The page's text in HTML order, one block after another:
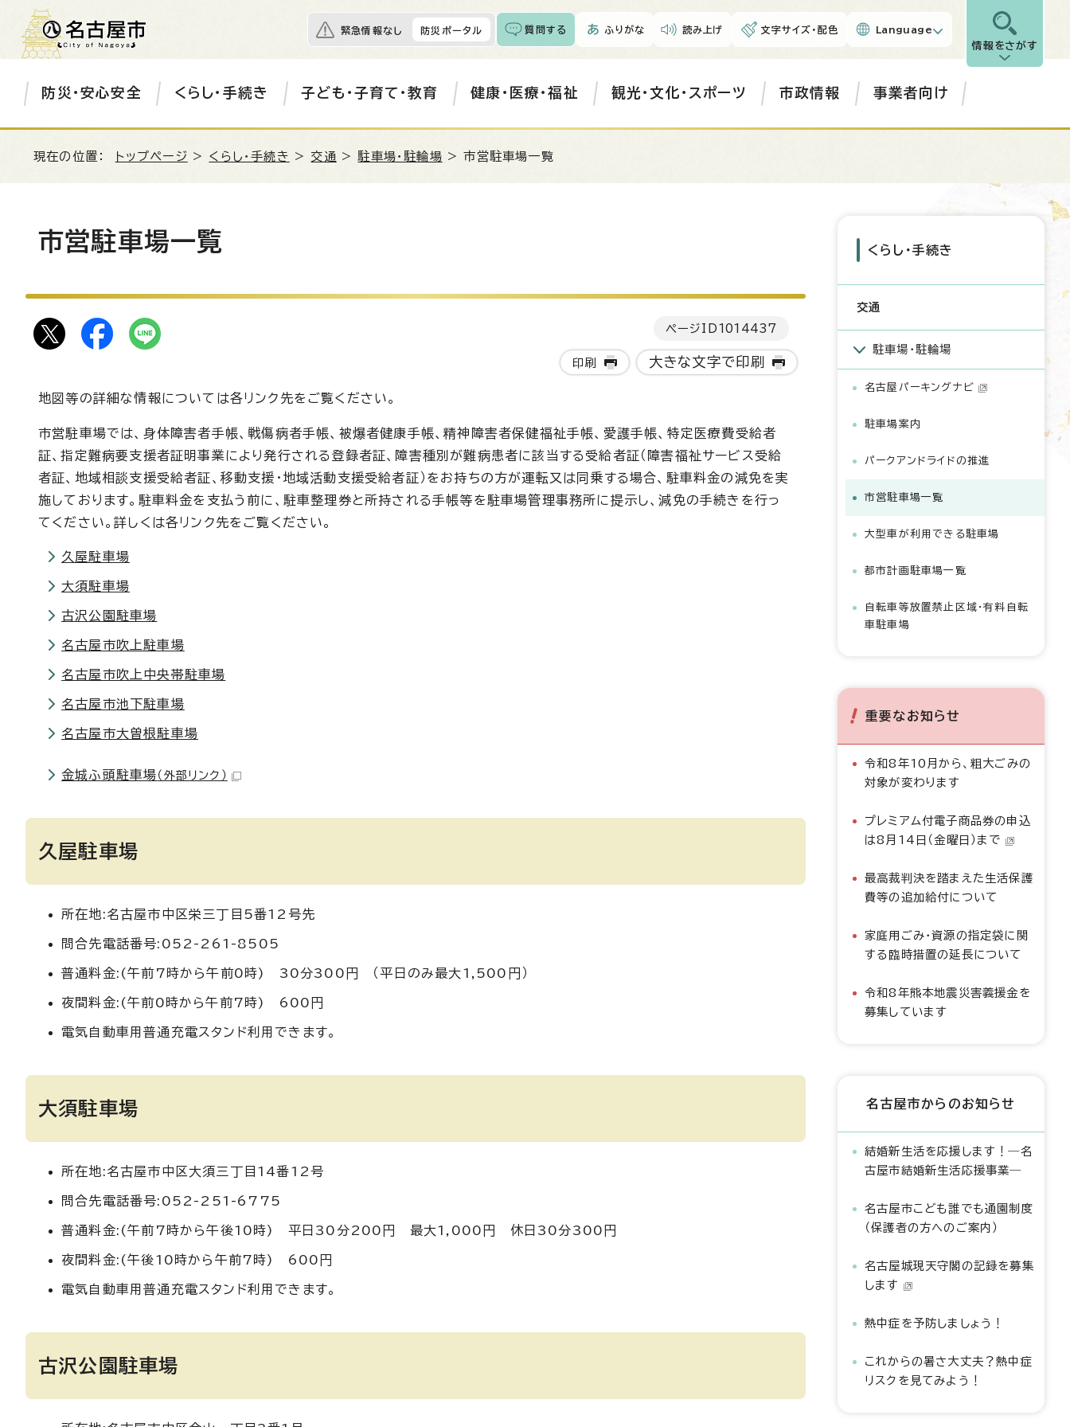
緊急情報なし 防災ポータル 質問する ふりがな 読み上げ 文字サイズ・配色 Language
情報をさがす
防災・安心安全 くらし・手続き 子ども・子育て・教育 健康・医療・福祉 観光・文化・スポーツ 市政情報 事業者向け
現在の位置： トップページ > くらし・手続き > 交通 >駐車場・駐輪場 > 市営駐車場一覧
市営駐車場一覧
ページID 1014437
印刷 大きな文字で印刷
地図等の詳細な情報については各リンク先をご覧ください。
市営駐車場では、身体障害者手帳、戦傷病者手帳、被爆者健康手帳、精神障害者保健福祉手帳、愛護手帳、特定医療費受給者
証、指定難病要支援者証明事業により発行される登録者証、障害種別が難病患者に該当する受給者証（障害福祉サービス受給
者証、地域相談支援受給者証、移動支援・地域活動支援受給者証）をお持ちの方が運転又は同乗する場合、駐車料金の減免を実
施しております。駐車料金を支払う前に、駐車整理券と所持される手帳等を駐車場管理事務所に提示し、減免の手続きを行っ
てください。詳しくは各リンク先をご覧ください。
久屋駐車場
大須駐車場
古沢公園駐車場
名古屋市吹上駐車場
名古屋市吹上中央帯駐車場
名古屋市池下駐車場
名古屋市大曽根駐車場
金城ふ頭駐車場 （外部リンク）
久屋駐車場
所在地:名古屋市中区栄三丁目5番12号先
問合先電話番号:052-261-8505
普通料金:(午前7時から午前0時) 30分300円 （平日のみ最大1,500円）
夜間料金:(午前0時から午前7時) 600円
電気自動車用普通充電スタンド利用できます。
大須駐車場
所在地:名古屋市中区大須三丁目14番12号
問合先電話番号:052-251-6775
普通料金:(午前7時から午後10時) 平日30分200円 最大1,000円 休日30分300円
夜間料金:(午後10時から午前7時) 600円
電気自動車用普通充電スタンド利用できます。
古沢公園駐車場
くらし・手続き
交通
駐車場・駐輪場
名古屋パーキングナビ
駐車場案内
パークアンドライドの推進
市営駐車場一覧
大型車が利用できる駐車場
都市計画駐車場一覧
自転車等放置禁止区域・有料自転
車駐車場
重要なお知らせ
令和8年10月から、粗大ごみの
対象が変わります
プレミアム付電子商品券の申込
は8月14日（金曜日）まで
最高裁判決を踏まえた生活保護
費等の追加給付について
家庭用ごみ・資源の指定袋に関
する臨時措置の延長について
令和8年熊本地震災害義援金を
募集しています
名古屋市からのお知らせ
結婚新生活を応援します！―名
古屋市結婚新生活応援事業―
名古屋市こども誰でも通園制度
（保護者の方へのご案内）
名古屋城現天守閣の記録を募集
します
熱中症を予防しましょう！
これからの暑さ大丈夫？熱中症
リスクを見てみよう！